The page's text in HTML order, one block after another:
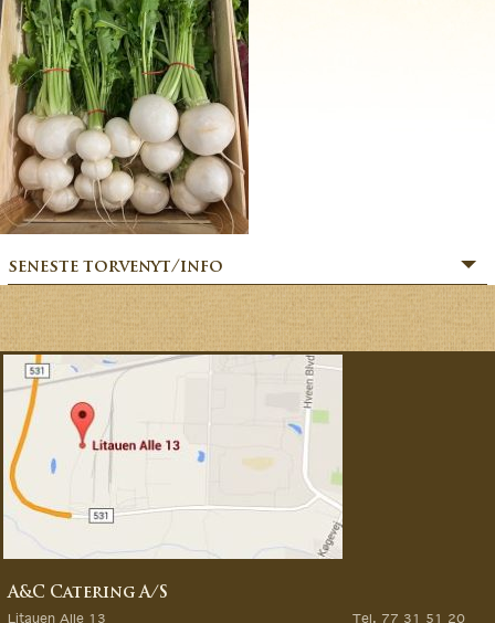
seneste torvenyt/info
» SOMMERHILSEN:
» BÆR-FEKT SOMMER!
» MERE MARKVÆRK MAGI:
» Sommerfesten er i gang:
» MAGIEN FRA MARKVÆRK:
» VORES EVENTYRLIGE VERDEN:
» FORÅRSFESTEN ER I GANG:
A&C Catering A/S
Litauen Alle 13
Tel. 77 31 51 20